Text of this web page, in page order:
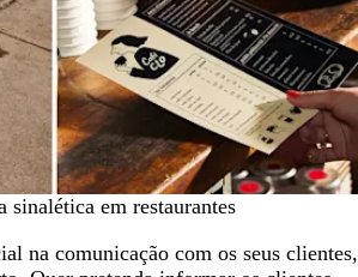
sinalética em restaurantes
na comunicação com os seus clientes,